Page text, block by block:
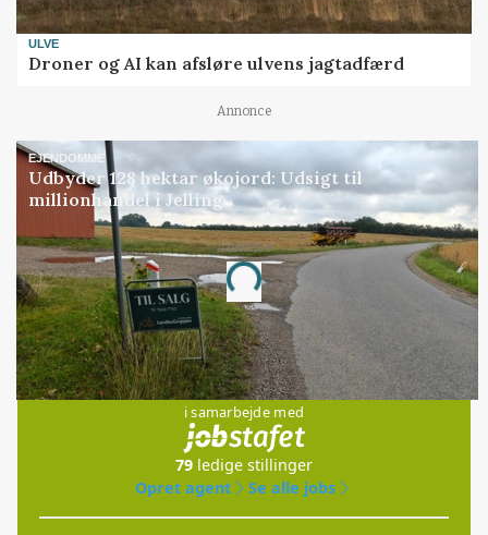
ULVE
Droner og AI kan afsløre ulvens jagtadfærd
Annonce
EJENDOMME
Udbyder 128 hektar økojord: Udsigt til
millionhandel i Jelling
Annonce
Loading...
Jobs
i samarbejde med
79 ledige stillinger
Opret agent
Se alle jobs